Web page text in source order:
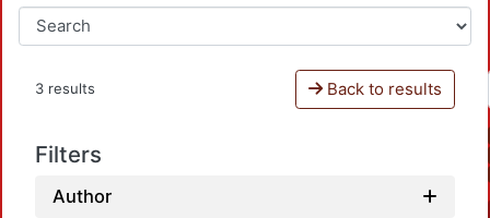
3 results Back to results
Filters
Author